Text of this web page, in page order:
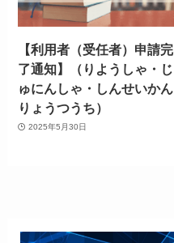
【利用者（受任者）申請完
了通知】（りようしゃ・じ
ゅにんしゃ・しんせいかん
りょうつうち）
2025年5月30日